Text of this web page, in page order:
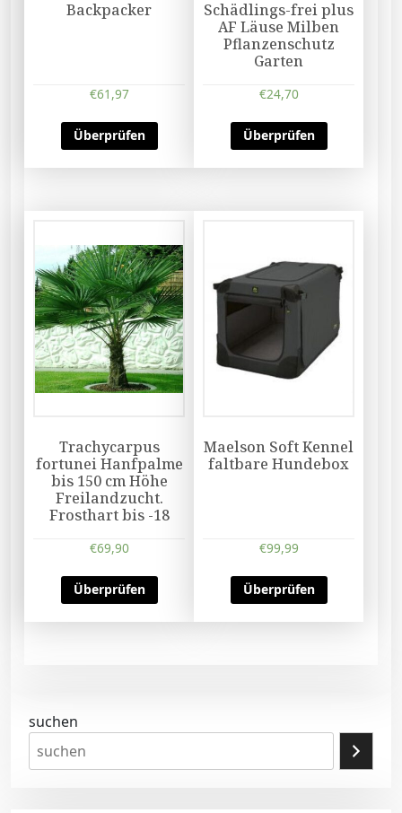
Backpacker
€61,97
Überprüfen
Schädlings-frei plus
AF Läuse Milben
Pflanzenschutz
Garten
€24,70
Überprüfen
Trachycarpus
fortunei Hanfpalme
bis 150 cm Höhe
Freilandzucht.
Frosthart bis -18
€69,90
Überprüfen
Maelson Soft Kennel
faltbare Hundebox
€99,99
Überprüfen
suchen